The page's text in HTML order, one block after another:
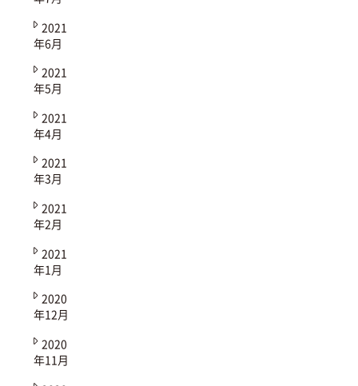
2021
年6月
2021
年5月
2021
年4月
2021
年3月
2021
年2月
2021
年1月
2020
年12月
2020
年11月